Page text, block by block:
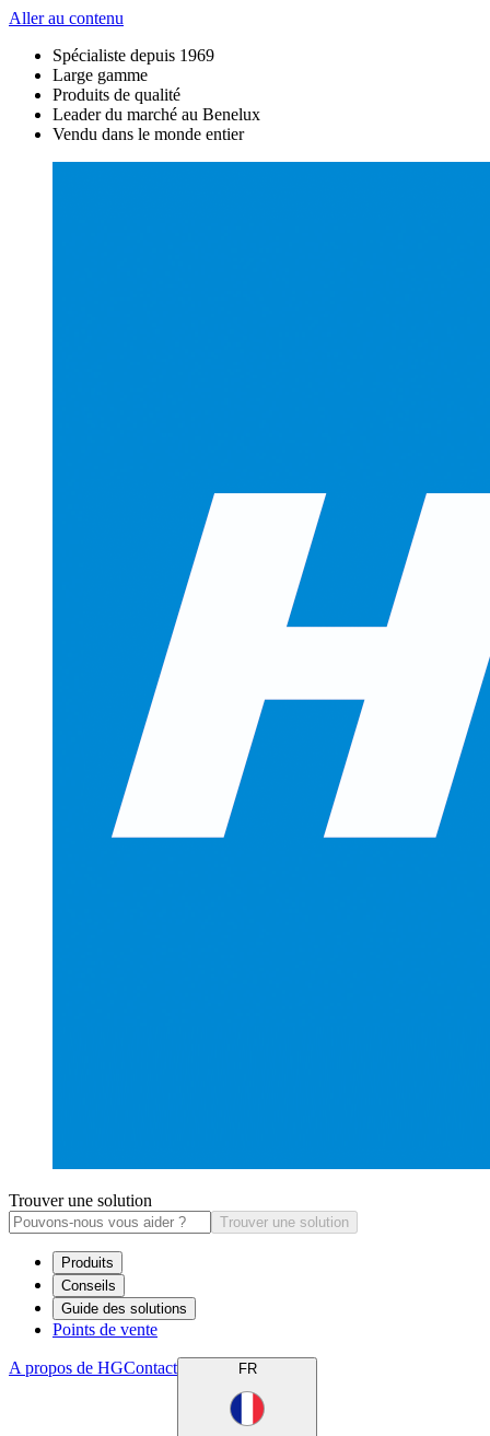
Aller au contenu
Spécialiste depuis 1969
Large gamme
Produits de qualité
Leader du marché au Benelux
Vendu dans le monde entier
Trouver une solution
Trouver une solution
Produits
Conseils
Guide des solutions
Points de vente
A propos de HGContact FR